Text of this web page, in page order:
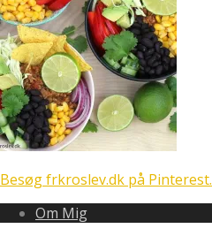
Besøg frkroslev.dk på Pinterest.
Om Mig